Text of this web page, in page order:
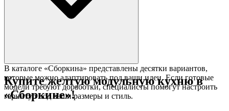
В каталоге «Сборкина» представлены десятки вариантов,
которые можно адаптировать под ваши идеи. Если готовые
модели требуют доработки, специалисты помогут настроить
гарнитур под ваши размеры и стиль.
Купите желтую модульную кухню в
«Сборкине»!